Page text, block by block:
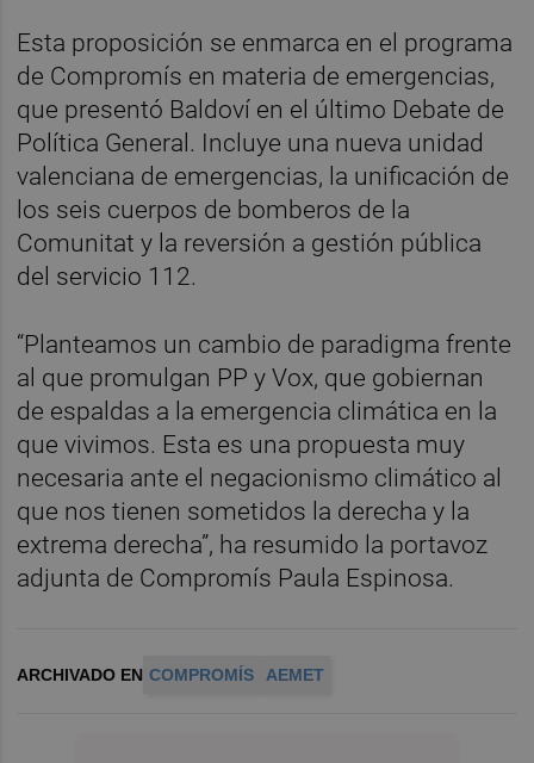
Esta proposición se enmarca en el programa
de Compromís en materia de emergencias,
que presentó Baldoví en el último Debate de
Política General. Incluye una nueva unidad
valenciana de emergencias, la unificación de
los seis cuerpos de bomberos de la
Comunitat y la reversión a gestión pública
del servicio 112.
“Planteamos un cambio de paradigma frente
al que promulgan PP y Vox, que gobiernan
de espaldas a la emergencia climática en la
que vivimos. Esta es una propuesta muy
necesaria ante el negacionismo climático al
que nos tienen sometidos la derecha y la
extrema derecha”, ha resumido la portavoz
adjunta de Compromís Paula Espinosa.
ARCHIVADO EN COMPROMÍS AEMET